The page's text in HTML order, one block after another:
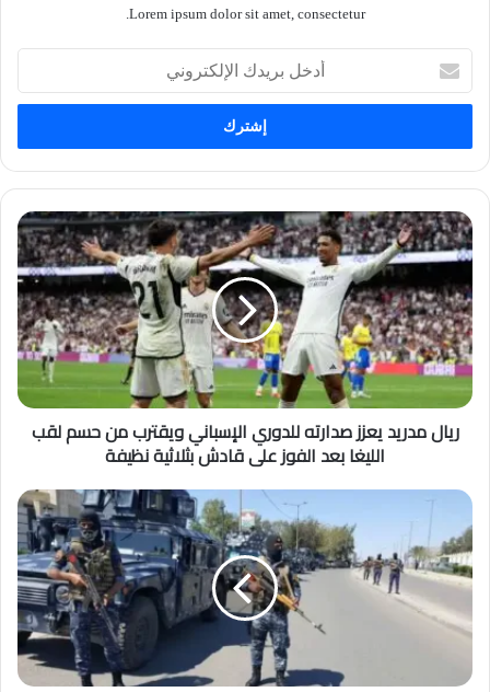
Lorem ipsum dolor sit amet, consectetur.
بريدك
الإلكتروني
ريال مدريد يعزز صدارته للدوري الإسباني ويقترب من حسم لقب
الليغا بعد الفوز على قادش بثلاثية نظيفة